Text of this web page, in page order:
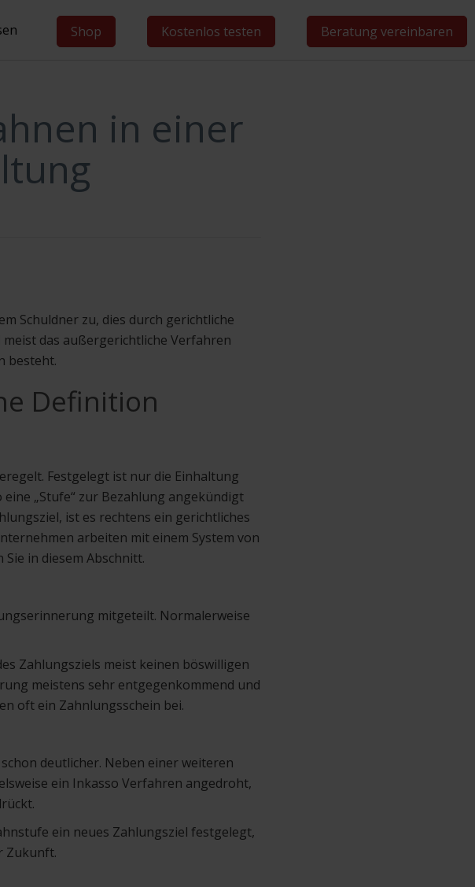
Shop Kostenlos testen Beratung vereinbaren
in einer
Schuldner zu, dies durch gerichtliche
das außergerichtliche Verfahren
besteht.
Definition
Festgelegt ist nur die Einhaltung
„Stufe“ zur Bezahlung angekündigt
ist es rechtens ein gerichtliches
arbeiten mit einem System von
in diesem Abschnitt.
mitgeteilt. Normalerweise
Zahlungsziels meist keinen böswilligen
meistens sehr entgegenkommend und
oft ein Zahnlungsschein bei.
deutlicher. Neben einer weiteren
ein Inkasso Verfahren angedroht,
ein neues Zahlungsziel festgelegt,
Zukunft.